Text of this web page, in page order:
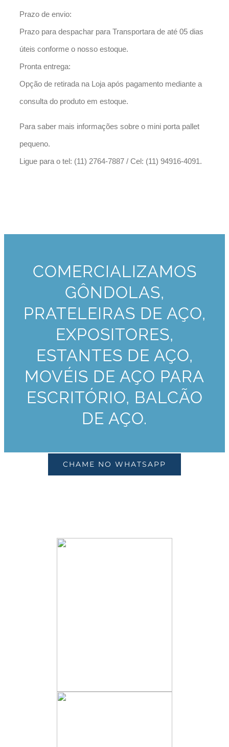
Prazo de envio:
Prazo para despachar para Transportara de até 05 dias
úteis conforme o nosso estoque.
Pronta entrega:
Opção de retirada na Loja após pagamento mediante a
consulta do produto em estoque.
Para saber mais informações sobre o mini porta pallet
pequeno.
Ligue para o tel: (11) 2764-7887 / Cel: (11) 94916-4091.
COMERCIALIZAMOS
GÔNDOLAS,
PRATELEIRAS DE AÇO,
EXPOSITORES,
ESTANTES DE AÇO,
MOVÉIS DE AÇO PARA
ESCRITÓRIO, BALCÃO
DE AÇO.
CHAME NO WHATSAPP